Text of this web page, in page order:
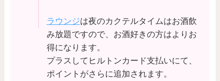
ラウンジは夜のカクテルタイムはお酒飲
み放題ですので、お酒好きの方はよりお
得になります。
プラスしてヒルトンカード支払いにて、
ポイントがさらに追加されます。